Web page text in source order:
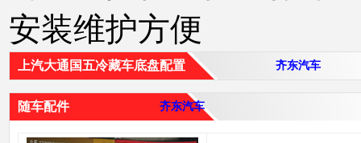
安装维护方便
上汽大通国五冷藏车底盘配置 齐东汽车
随车配件 齐东汽车